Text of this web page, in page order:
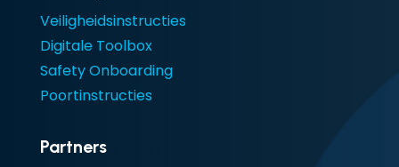
Veiligheidsinstructies
Digitale Toolbox
Safety Onboarding
Poortinstructies
Partners